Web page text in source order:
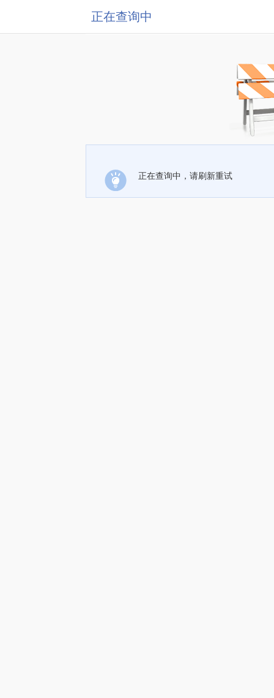
正在查询中
正在查询中，请刷新重试